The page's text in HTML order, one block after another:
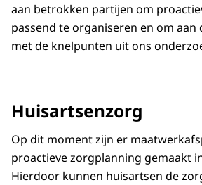
aan betrokken partijen om
passend te organiseren en om aan
met de knelpunten uit ons
Huisartsenzorg
Op dit moment zijn er
proactieve zorgplanning gemaakt
Hierdoor kunnen huisartsen de